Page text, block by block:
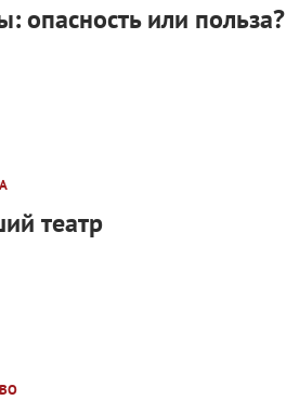
опасность или польза?
театр